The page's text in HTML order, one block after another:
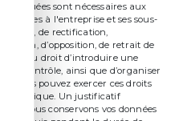
sont nécessaires aux
à l'entreprise et ses sous-
de rectification,
d’opposition, de retrait de
et du droit d’introduire une
de contrôle, ainsi que d’organiser
Vous pouvez exercer ces droits
Un justificatif
Nous conservons vos données